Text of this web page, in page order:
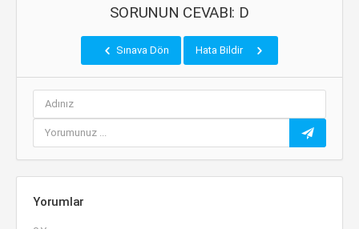
SORUNUN CEVABI: D
Sınava Dön Hata Bildir
Yorumlar